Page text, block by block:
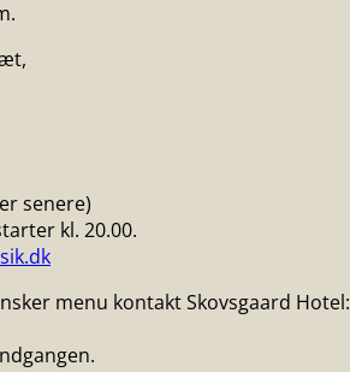
senere)
kl. 20.00.
menu kontakt Skovsgaard Hotel: